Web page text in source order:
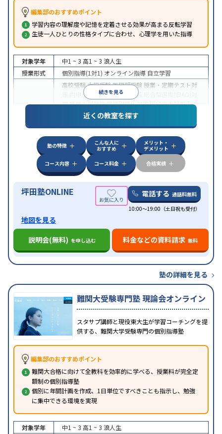
編集部のおすすめポイント
学習内容の理解度や記憶を定着させる効果が高まる反転学習
生徒一人ひとりの性格タイプに合わせ、心理学を用いた指導
続きを見る
対象学年 中1 ~ 3 高1 ~ 3 浪人生
授業形式
個別指導(1対1) オンライン指導 自立学習
高校受験大学受験医学部受験 授業・定期テスト対
内申点対策学習習慣の定着
策推薦入試対策学校別特化対策国公立大対策私大
共通テスト対策英検(英語検定)対策
その
特徴
中高一貫校生に対応授業の振替可能 不登校生に対
学習にPC・タブレットを利用オンライン対応
科目から受講可能季節講習のみの受講可発達障害
の子どもに対応
近くの教室を探す
塾の特徴
こんな人に
おすすめ
メリット・
デメリット
コース内容
コース料金 合格実績
坪田塾ONLINE 電話する 通話料無料
10:00～19:00（土日祝も受付）
地図を見る
説明会(無料) を申し込む 料金などの資料請求 無料
塾の詳細を見る
難関大受験専門塾 現論会オンライン
スタサプ講師と現役東大生が学習コーチングを提
供する、難関大学受験専門の個別指導塾
編集部のおすすめポイント
難関大合格に向けて全教科を効率的に学べる、授業料が完全定
額制の個別指導塾
個別に年間計画を作成、1日単位ですべきことも指示し、勉強
に集中できる環境を実現
対象学年 中1 ~ 3 高1 ~ 3 浪人生